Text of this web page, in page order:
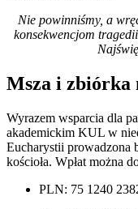
Nie powinniśmy, a
konsekwencjom
Msza i zbiórka
Wyrazem wsparcia dla
akademickim KUL w
Eucharystii prowadzona
kościoła. Wpłat można
PLN: 75 1240